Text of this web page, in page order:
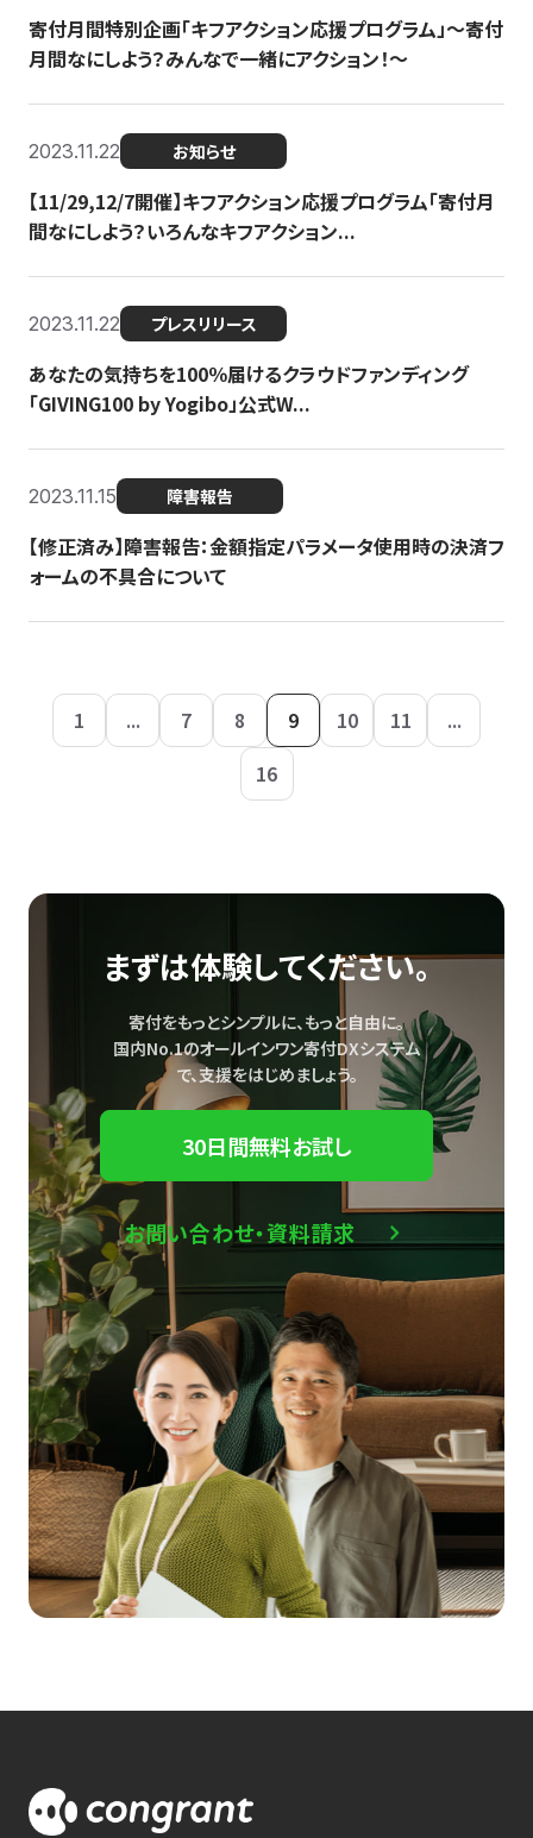
寄付月間特別企画「キフアクション応援プログラム」〜寄付
月間なにしよう？みんなで一緒にアクション！〜
2023.11.22 お知らせ
【11/29,12/7開催】キフアクション応援プログラム「寄付月
間なにしよう？いろんなキフアクション...
2023.11.22 プレスリリース
あなたの気持ちを100％届けるクラウドファンディング
「GIVING100 by Yogibo」公式W...
2023.11.15 障害報告
【修正済み】障害報告：金額指定パラメータ使用時の決済フ
ォームの不具合について
1 ... 7 8 9 10 11
...
16
まずは体験してください。
寄付をもっとシンプルに、もっと自由に。
国内No.1のオールインワン寄付DXシステム
で、支援をはじめましょう。
30日間無料お試し
お問い合わせ・資料請求